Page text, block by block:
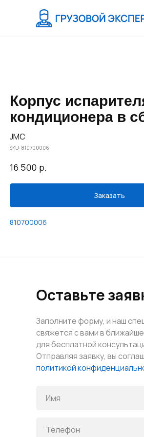
Корпус
кондиционера в
JMC
SKU: 810700006
16 500 р.
Заказать
810700006
Оставьте
Заполните форму, и наш
свяжется с вами в
для бесплатной
Отправляя заявку, вы
политикой